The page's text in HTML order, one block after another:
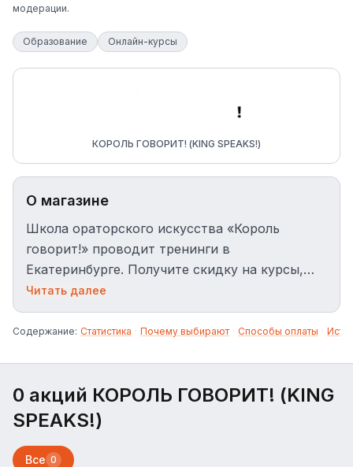
модерации.
Образование Онлайн-курсы
КОРОЛЬ ГОВОРИТ! (KING SPEAKS!)
О магазине
Школа ораторского искусства «Король
говорит!» проводит тренинги в
Екатеринбурге. Получите скидку на курсы,
чтобы избавиться от страха публичных
выступлений за 8 занятий.
Читать далее
Содержание: Статистика · Почему выбирают · Способы оплаты ·
0 акций КОРОЛЬ ГОВОРИТ! (KING
SPEAKS!)
Все 0